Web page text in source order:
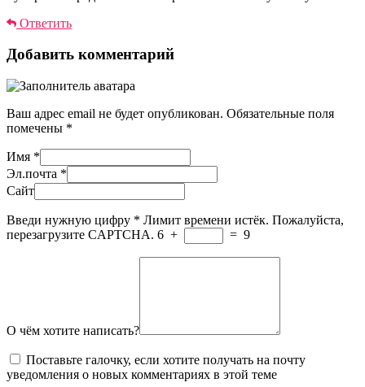
Ответить
Добавить комментарий
Ваш адрес email не будет опубликован. Обязательные поля
помечены *
Имя *
Эл.почта *
Сайт
Введи нужную цифру * Лимит времени истёк. Пожалуйста,
перезагрузите CAPTCHA. 6 + = 9
О чём хотите написать?
Поставьте галочку, если хотите получать на почту
уведомления о новых комментариях в этой теме